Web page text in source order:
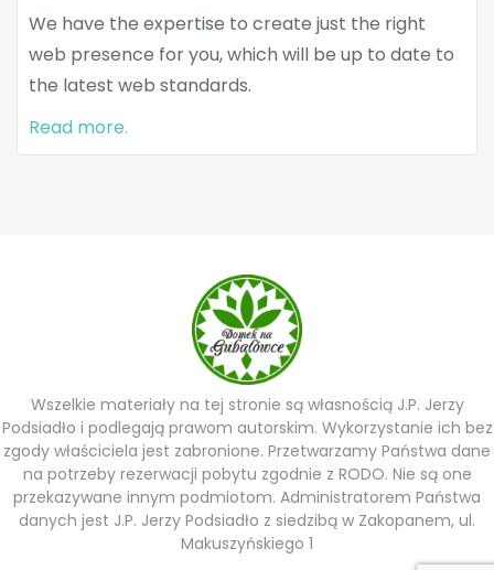
We have the expertise to create just the right
web presence for you, which will be up to date to
the latest web standards.
Read more.
Wszelkie materiały na tej stronie są własnością J.P. Jerzy
Podsiadło i podlegają prawom autorskim. Wykorzystanie ich bez
zgody właściciela jest zabronione. Przetwarzamy Państwa dane
na potrzeby rezerwacji pobytu zgodnie z RODO. Nie są one
przekazywane innym podmiotom. Administratorem Państwa
danych jest J.P. Jerzy Podsiadło z siedzibą w Zakopanem, ul.
Makuszyńskiego 1